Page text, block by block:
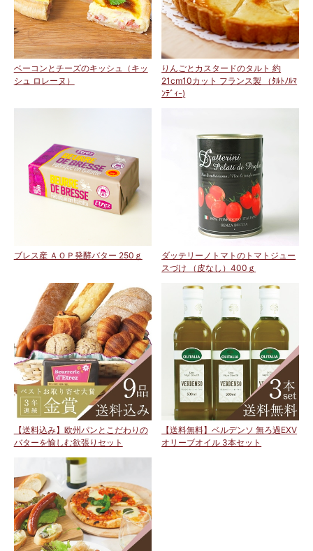
ベーコンとチーズのキッシュ（キッ
シュ ロレーヌ）
りんごとカスタードのタルト 約
21cm10カット フランス製 （ﾀﾙﾄﾉﾙﾏ
ﾝﾃﾞｨｰ)
ブレス産 ＡＯＰ発酵バター 250ｇ
ダッテリーノトマトのトマトジュー
スづけ （皮なし）400ｇ
【送料込み】欧州パンとこだわりの
バターを愉しむ欲張りセット
【送料無料】ベルデンソ 無ろ過EXV
オリーブオイル 3本セット